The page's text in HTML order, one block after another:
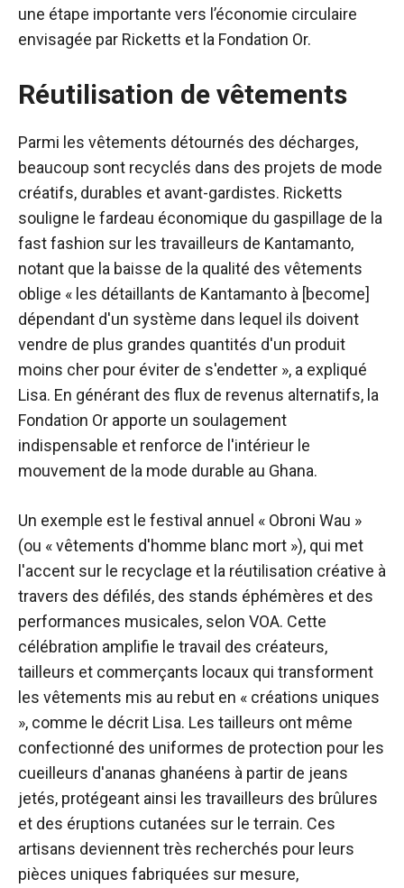
une étape importante vers l’économie circulaire
envisagée par Ricketts et la Fondation Or.
Réutilisation de vêtements
Parmi les vêtements détournés des décharges,
beaucoup sont recyclés dans des projets de mode
créatifs, durables et avant-gardistes. Ricketts
souligne le fardeau économique du gaspillage de la
fast fashion sur les travailleurs de Kantamanto,
notant que la baisse de la qualité des vêtements
oblige « les détaillants de Kantamanto à [become]
dépendant d'un système dans lequel ils doivent
vendre de plus grandes quantités d'un produit
moins cher pour éviter de s'endetter », a expliqué
Lisa. En générant des flux de revenus alternatifs, la
Fondation Or apporte un soulagement
indispensable et renforce de l'intérieur le
mouvement de la mode durable au Ghana.
Un exemple est le festival annuel « Obroni Wau »
(ou « vêtements d'homme blanc mort »), qui met
l'accent sur le recyclage et la réutilisation créative à
travers des défilés, des stands éphémères et des
performances musicales, selon VOA. Cette
célébration amplifie le travail des créateurs,
tailleurs et commerçants locaux qui transforment
les vêtements mis au rebut en « créations uniques
», comme le décrit Lisa. Les tailleurs ont même
confectionné des uniformes de protection pour les
cueilleurs d'ananas ghanéens à partir de jeans
jetés, protégeant ainsi les travailleurs des brûlures
et des éruptions cutanées sur le terrain. Ces
artisans deviennent très recherchés pour leurs
pièces uniques fabriquées sur mesure,